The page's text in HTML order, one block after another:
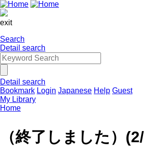
exit
Search
Detail search
Detail search
Bookmark Login Japanese Help Guest
My Library
Home
（終了しました）